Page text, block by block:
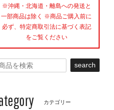
※沖縄・北海道・離島への発送と
一部商品は除く ※商品ご購入前に
必ず、特定商取引法に基づく表記
をご覧ください
search
カテゴリー